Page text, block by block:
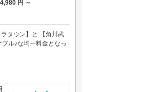
4,980 円 ～
タウン】と 【角川武
ル♪な均一料金となっ